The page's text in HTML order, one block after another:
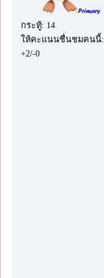
กระทู้: 14
ให้คะแนนชื่นชมคนนี้:
+2/-0